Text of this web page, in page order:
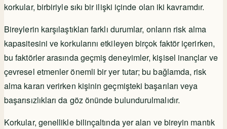
korkular, birbiriyle sıkı bir ilişki içinde olan iki kavramdır.
Bireylerin karşılaştıkları farklı durumlar, onların risk alma
kapasitesini ve korkularını etkileyen birçok faktör içerirken,
bu faktörler arasında geçmiş deneyimler, kişisel inançlar ve
çevresel etmenler önemli bir yer tutar; bu bağlamda, risk
alma kararı verirken kişinin geçmişteki başarıları veya
başarısızlıkları da göz önünde bulundurulmalıdır.
Korkular, genellikle bilinçaltında yer alan ve bireyin mantık